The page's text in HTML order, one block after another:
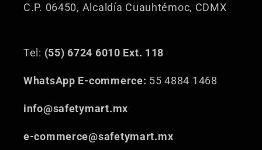
C.P. 06450, Alcaldía Cuauhtémoc, CDMX
Tel: (55) 6724 6010 Ext. 118
WhatsApp E-commerce: 55 4884 1468
info@safetymart.mx
e-commerce@safetymart.mx